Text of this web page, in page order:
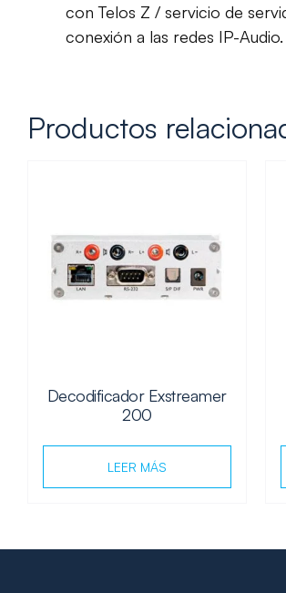
con Telos Z / servicio de
conexión a las redes IP-
Productos
Decodificador Exstreamer
200
LEER MÁS